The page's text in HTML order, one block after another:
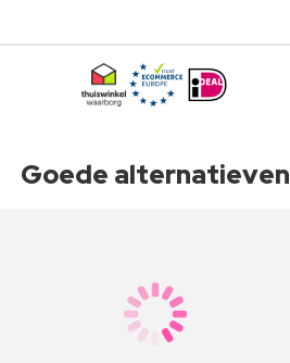
Goede alternatieven